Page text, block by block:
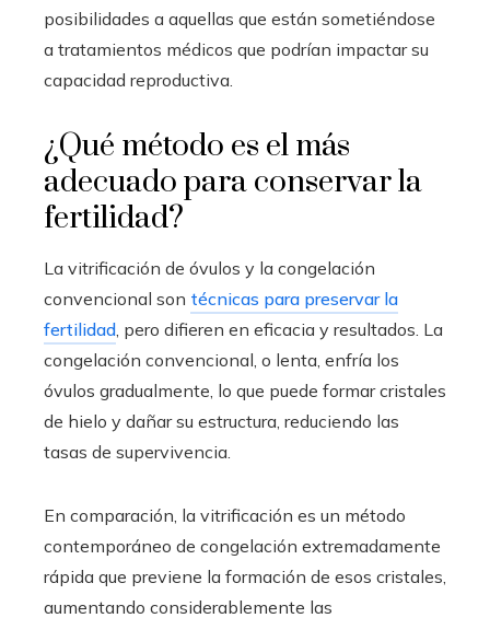
posibilidades a aquellas que están sometiéndose
a tratamientos médicos que podrían impactar su
capacidad reproductiva.
¿Qué método es el más
adecuado para conservar la
fertilidad?
La vitrificación de óvulos y la congelación
convencional son técnicas para preservar la
fertilidad , pero difieren en eficacia y resultados. La
congelación convencional, o lenta, enfría los
óvulos gradualmente, lo que puede formar cristales
de hielo y dañar su estructura, reduciendo las
tasas de supervivencia.
En comparación, la vitrificación es un método
contemporáneo de congelación extremadamente
rápida que previene la formación de esos cristales,
aumentando considerablemente las